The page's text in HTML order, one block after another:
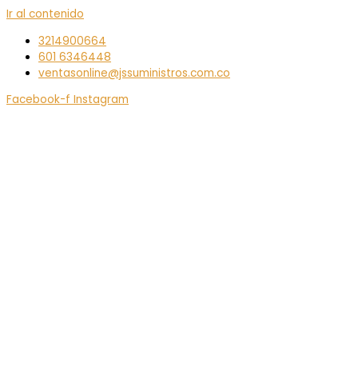
Ir al contenido
3214900664
601 6346448
ventasonline@jssuministros.com.co
Facebook-f Instagram